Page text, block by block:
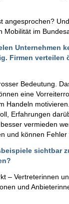
angesprochen?
im
Unternehmen
Firmen verteilen
Bedeutung.
eine
Handeln
Erfahrungen
vermieden
und können Fehler
sichtbar
– Vertreterinnen
und